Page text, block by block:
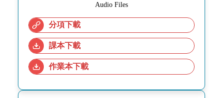
Audio Files
分項下載
課本下載
作業本下載